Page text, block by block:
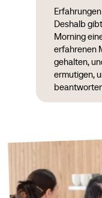
Deshalb
Morning
erfahrenen
gehalten,
ermutigen,